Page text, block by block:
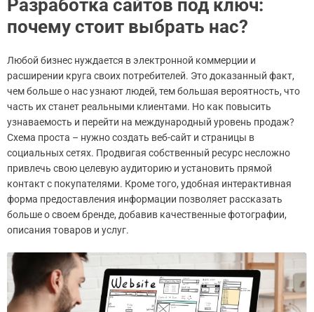
Разработка сайтов под ключ:
почему стоит выбрать нас?
Любой бизнес нуждается в электронной коммерции и
расширении круга своих потребителей. Это доказанный факт,
чем больше о нас узнают людей, тем большая вероятность, что
часть их станет реальными клиентами. Но как повысить
узнаваемость и перейти на международный уровень продаж?
Схема проста – нужно создать веб-сайт и страницы в
социальных сетях. Продвигая собственный ресурс несложно
привлечь свою целевую аудиторию и установить прямой
контакт с покупателями. Кроме того, удобная интерактивная
форма предоставления информации позволяет рассказать
больше о своем бренде, добавив качественные фотографии,
описания товаров и услуг.